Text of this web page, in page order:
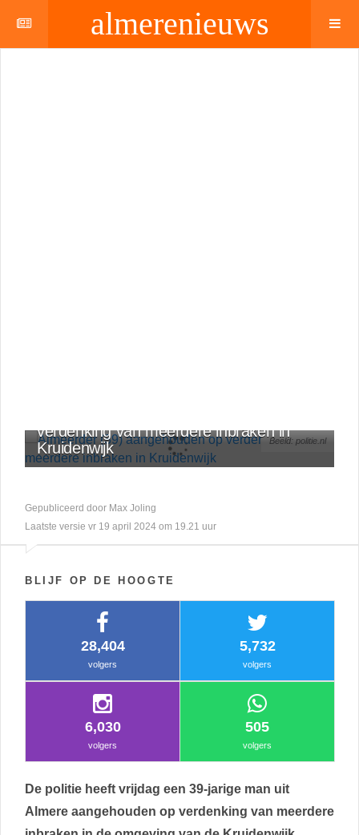
almerenieuws
Beeld: politie.nl
verdenking van meerdere inbraken in
Kruidenwijk
Gepubliceerd door Max Joling
Laatste versie vr 19 april 2024 om 19.21 uur
BLIJF OP DE HOOGTE
28,404
volgers
5,732
volgers
6,030
volgers
505
volgers
De politie heeft vrijdag een 39-jarige man uit
Almere aangehouden op verdenking van meerdere